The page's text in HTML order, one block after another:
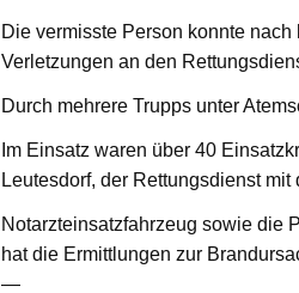
Die vermisste Person konnte
Verletzungen an den
Durch mehrere Trupps unter
Im Einsatz waren über 40
Leutesdorf, der Rettungsdienst
Notarzteinsatzfahrzeug sowie die
hat die Ermittlungen zur
—